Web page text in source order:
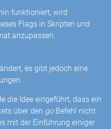
funktioniert, wird
Flags in Skripten und
anzupassen.
es gibt jedoch eine
die Idee eingeführt, dass ein
über den goBefehl nicht
mit der Einführung einiger